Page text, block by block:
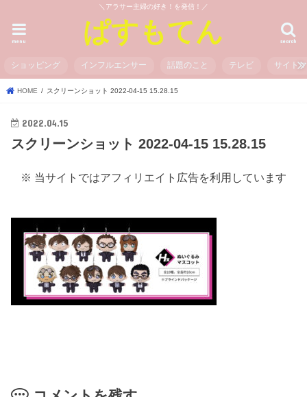
＼アラサー主婦の好き！を発信！／
ぱすもてん search
menu
ショッピング インフルエンサー 話題のこと テレビ サイト
HOME スクリーンショット 2022-04-15 15.28.15
2022.04.15
スクリーンショット 2022-04-15 15.28.15
※ 当サイトではアフィリエイト広告を利用しています